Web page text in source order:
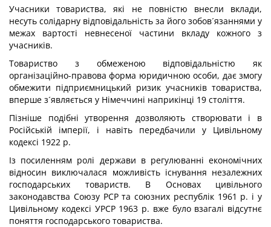
Учасники товариства, які не повністю внесли вклади,
несуть солідарну відповідальність за його зобов´язаннями у
межах вартості невнесеної частини вкладу кожного з
учасників.
Товариство з обмеженою відповідальністю як
організаційно-правова форма юридичною особи, дає змогу
обмежити підприємницький ризик учасників товариства,
вперше з´являється у Німеччині наприкінці 19 століття.
Пізніше подібні утворення дозволяють створювати і в
Російській імперії, і навіть передбачили у Цивільному
кодексі 1922 р.
Із посиленням ролі держави в регулюванні економічних
відносин виключалася можливість існування незалежних
господарських товариств. В Основах цивільного
законодавства Союзу РСР та союзних республік 1961 р. і у
Цивільному кодексі УРСР 1963 р. вже було взагалі відсутнє
поняття господарського товариства.